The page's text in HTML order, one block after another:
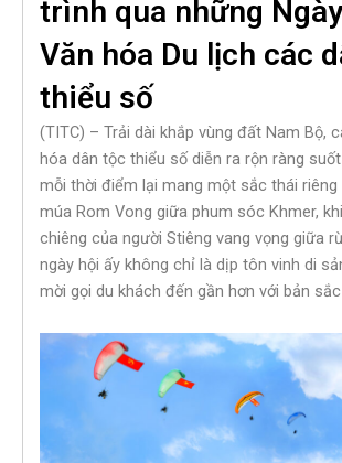
trình qua những
Văn hóa Du lịch các
thiểu số
(TITC) – Trải dài khắp vùng đất Nam Bộ,
hóa dân tộc thiểu số diễn ra rộn ràng
mỗi thời điểm lại mang một sắc thái riêng
múa Rom Vong giữa phum sóc Khmer,
chiêng của người Stiêng vang vọng giữa
ngày hội ấy không chỉ là dịp tôn vinh di
mời gọi du khách đến gần hơn với bản